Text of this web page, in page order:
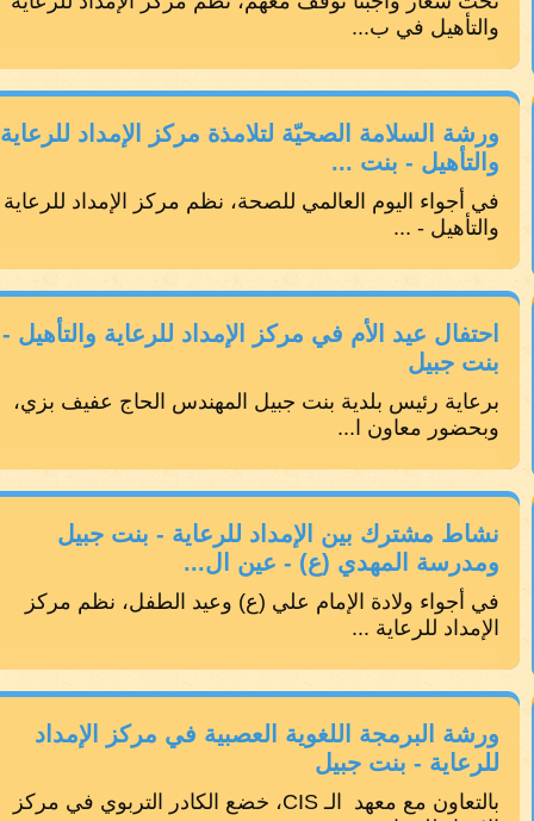
والتأهيل في ب...
ورشة السلامة الصحيّة لتلامذة مركز الإمداد للرعاية
والتأهيل - بنت ...
في أجواء اليوم العالمي للصحة، نظم مركز الإمداد للرعاية
والتأهيل - ...
احتفال عيد الأم في مركز الإمداد للرعاية والتأهيل -
بنت جبيل
برعاية رئيس بلدية بنت جبيل المهندس الحاج عفيف بزي،
وبحضور معاون ا...
نشاط مشترك بين الإمداد للرعاية - بنت جبيل
ومدرسة المهدي (ع) - عين ال...
في أجواء ولادة الإمام علي (ع) وعيد الطفل، نظم مركز
الإمداد للرعاية ...
ورشة البرمجة اللغوية العصبية في مركز الإمداد
للرعاية - بنت جبيل
بالتعاون مع معهد الـ CIS، خضع الكادر التربوي في مركز